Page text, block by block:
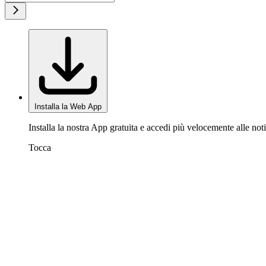
Installa la Web App
Installa la nostra App gratuita e accedi più velocemente alle
Tocca